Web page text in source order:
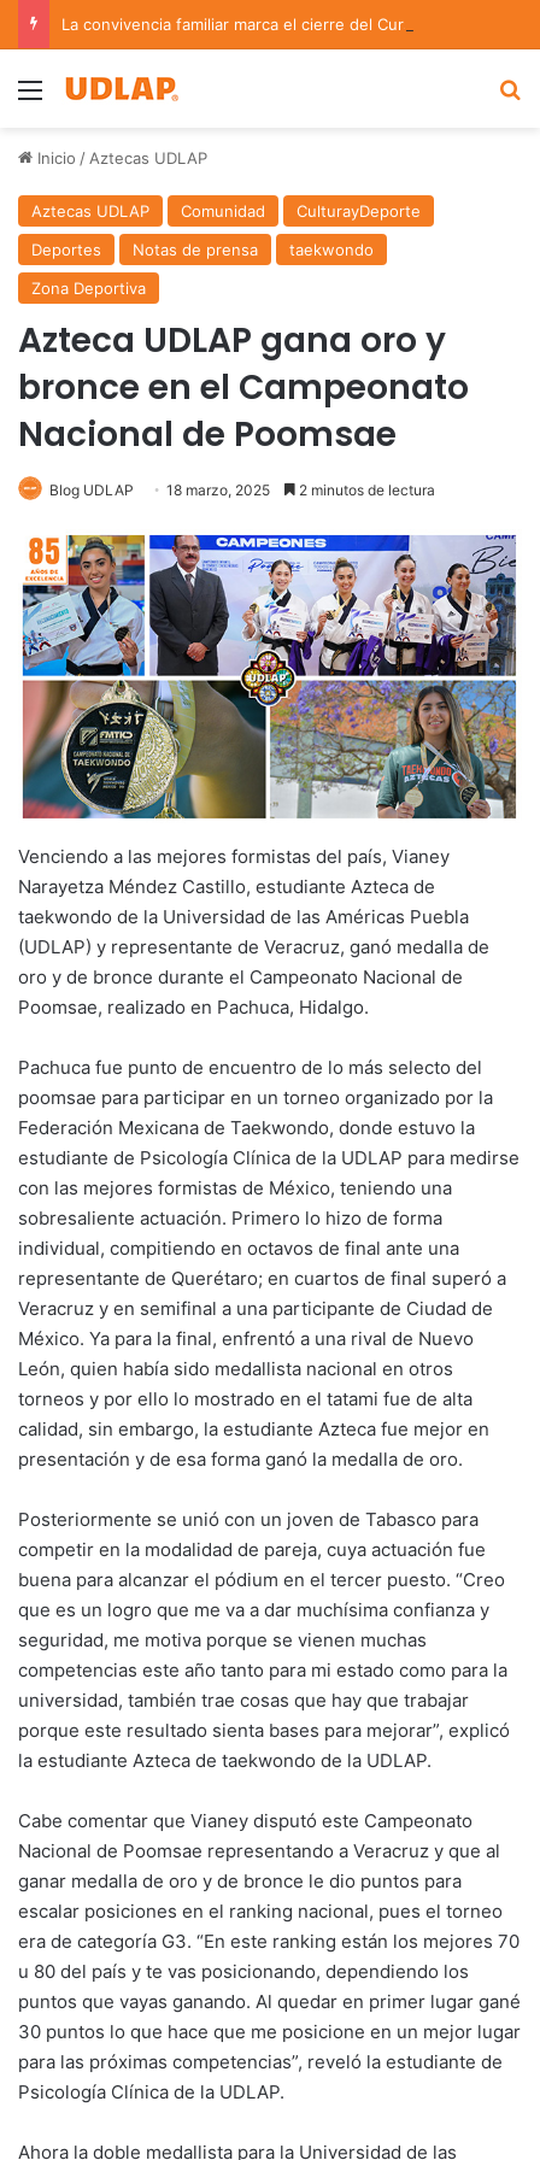
Menu
Inicio / Aztecas UDLAP
Aztecas UDLAP Comunidad
CulturayDeporte
Deportes
Notas de prensa
taekwondo
Zona Deportiva
Azteca UDLAP gana oro y
bronce en el Campeonato
Nacional de Poomsae
Blog UDLAP 18 marzo, 2025 2 minutos de lectura
Venciendo a las mejores formistas del país, Vianey
Narayetza Méndez Castillo, estudiante Azteca de
taekwondo de la Universidad de las Américas Puebla
(UDLAP) y representante de Veracruz, ganó medalla de
oro y de bronce durante el Campeonato Nacional de
Poomsae, realizado en Pachuca, Hidalgo.
Pachuca fue punto de encuentro de lo más selecto del
poomsae para participar en un torneo organizado por la
Federación Mexicana de Taekwondo, donde estuvo la
estudiante de Psicología Clínica de la UDLAP para medirse
con las mejores formistas de México, teniendo una
sobresaliente actuación. Primero lo hizo de forma
individual, compitiendo en octavos de final ante una
representante de Querétaro; en cuartos de final superó a
Veracruz y en semifinal a una participante de Ciudad de
México. Ya para la final, enfrentó a una rival de Nuevo
León, quien había sido medallista nacional en otros
torneos y por ello lo mostrado en el tatami fue de alta
calidad, sin embargo, la estudiante Azteca fue mejor en
presentación y de esa forma ganó la medalla de oro.
Posteriormente se unió con un joven de Tabasco para
competir en la modalidad de pareja, cuya actuación fue
buena para alcanzar el pódium en el tercer puesto. “Creo
que es un logro que me va a dar muchísima confianza y
seguridad, me motiva porque se vienen muchas
competencias este año tanto para mi estado como para la
universidad, también trae cosas que hay que trabajar
porque este resultado sienta bases para mejorar”, explicó
la estudiante Azteca de taekwondo de la UDLAP.
Cabe comentar que Vianey disputó este Campeonato
Nacional de Poomsae representando a Veracruz y que al
ganar medalla de oro y de bronce le dio puntos para
escalar posiciones en el ranking nacional, pues el torneo
era de categoría G3. “En este ranking están los mejores 70
u 80 del país y te vas posicionando, dependiendo los
puntos que vayas ganando. Al quedar en primer lugar gané
30 puntos lo que hace que me posicione en un mejor lugar
para las próximas competencias”, reveló la estudiante de
Psicología Clínica de la UDLAP.
Ahora la doble medallista para la Universidad de las